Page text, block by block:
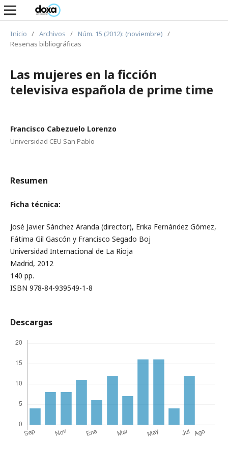
Inicio / Archivos / Núm. 15 (2012): (noviembre) /
Reseñas bibliográficas
Las mujeres en la ficción
televisiva española de prime time
Francisco Cabezuelo Lorenzo
Universidad CEU San Pablo
Resumen
Ficha técnica:
José Javier Sánchez Aranda (director), Erika Fernández Gómez,
Fátima Gil Gascón y Francisco Segado Boj
Universidad Internacional de La Rioja
Madrid, 2012
140 pp.
ISBN 978-84-939549-1-8
Descargas